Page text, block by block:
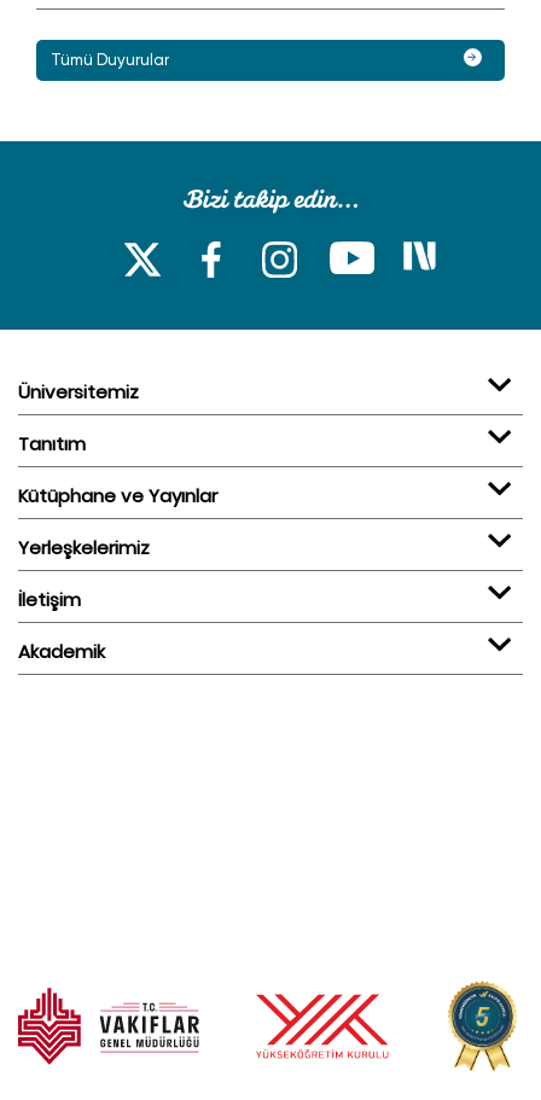
Tümü Duyurular
Üniversitemiz
Tanıtım
Kütüphane ve Yayınlar
Yerleşkelerimiz
İletişim
Akademik